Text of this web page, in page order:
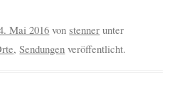
Mai 2016 vonstenner unter
,Sendungen veröffentlicht.